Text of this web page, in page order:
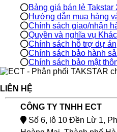
Bảng giá bán lẻ Takstar
Hướng dẫn mua hàng
Chính sách giao/nhận
Quyền và nghĩa vụ
Chính sách hỗ trợ dự
Chính sách bảo hành
Chính sách bảo mật
LIÊN HỆ
CÔNG TY TNHH ECT
Số 6, lô 10 Đền Lừ 1,